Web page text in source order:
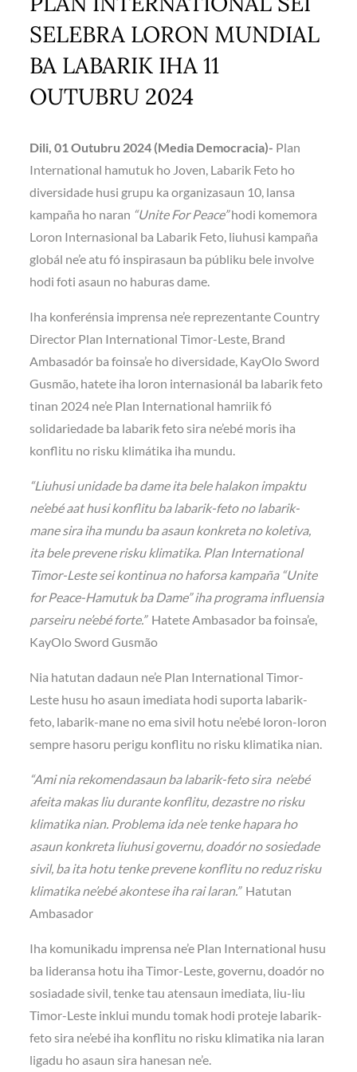
SELEBRA LORON MUNDIAL
BA LABARIK IHA 11
OUTUBRU 2024
Dili, 01 Outubru 2024 (Media Democracia)- Plan
International hamutuk ho Joven, Labarik Feto ho
diversidade husi grupu ka organizasaun 10, lansa
kampaña ho naran “Unite For Peace”hodi komemora
Loron Internasional ba Labarik Feto, liuhusi kampaña
globál ne’e atu fó inspirasaun ba públiku bele involve
hodi foti asaun no haburas dame.
Iha konferénsia imprensa ne’e reprezentante Country
Director Plan International Timor-Leste, Brand
Ambasadór ba foinsa’e ho diversidade, KayOlo Sword
Gusmão, hatete iha loron internasionál ba labarik feto
tinan 2024 ne’e Plan International hamriik fó
solidariedade ba labarik feto sira ne’ebé moris iha
konflitu no risku klimátika iha mundu.
“Liuhusi unidade ba dame ita bele halakon impaktu
ne’ebé aat husi konflitu ba labarik-feto no labarik-
mane sira iha mundu ba asaun konkreta no koletiva,
ita bele prevene risku klimatika. Plan International
Timor-Leste sei kontinua no haforsa kampaña “Unite
for Peace-Hamutuk ba Dame” iha programa influensia
parseiru ne’ebé forte.”Hatete Ambasador ba foinsa’e,
KayOlo Sword Gusmão
Nia hatutan dadaun ne’e Plan International Timor-
Leste husu ho asaun imediata hodi suporta labarik-
feto, labarik-mane no ema sivil hotu ne’ebé loron-loron
sempre hasoru perigu konflitu no risku klimatika nian.
“Ami nia rekomendasaun ba labarik-feto sira ne’ebé
afeita makas liu durante konflitu, dezastre no risku
klimatika nian. Problema ida ne’e tenke hapara ho
asaun konkreta liuhusi governu, doadór no sosiedade
sivil, ba ita hotu tenke prevene konflitu no reduz risku
klimatika ne’ebé akontese iha rai laran.”Hatutan
Ambasador
Iha komunikadu imprensa ne’e Plan International husu
ba lideransa hotu iha Timor-Leste, governu, doadór no
sosiadade sivil, tenke tau atensaun imediata, liu-liu
Timor-Leste inklui mundu tomak hodi proteje labarik-
feto sira ne’ebé iha konflitu no risku klimatika nia laran
ligadu ho asaun sira hanesan ne’e.